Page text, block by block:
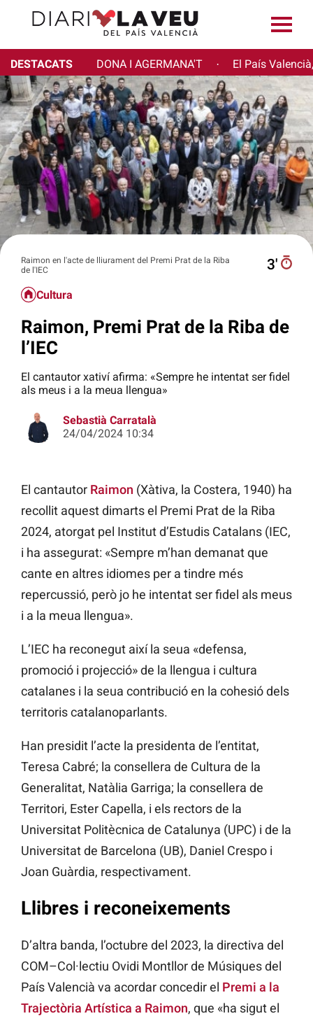
DESTACATS DONA I AGERMANA'T · El País
Raimon en l'acte de lliurament del Premi Prat de la Riba
de l'IEC
3′
Cultura
Raimon, Premi Prat de la Riba de
l’IEC
El cantautor xativí afirma: «Sempre he intentat ser fidel
als meus i a la meua llengua»
Sebastià Carratalà
24/04/2024 10:34
El cantautor Raimon (Xàtiva, la Costera, 1940) ha
recollit aquest dimarts el Premi Prat de la Riba
2024, atorgat pel Institut d’Estudis Catalans (IEC,
i ha assegurat: «Sempre m’han demanat que
cante en altres idiomes per a tindre més
repercussió, però jo he intentat ser fidel als meus
i a la meua llengua».
L’IEC ha reconegut així la seua «defensa,
promoció i projecció» de la llengua i cultura
catalanes i la seua contribució en la cohesió dels
territoris catalanoparlants.
Han presidit l’acte la presidenta de l’entitat,
Teresa Cabré; la consellera de Cultura de la
Generalitat, Natàlia Garriga; la consellera de
Territori, Ester Capella, i els rectors de la
Universitat Politècnica de Catalunya (UPC) i de la
Universitat de Barcelona (UB), Daniel Crespo i
Joan Guàrdia, respectivament.
Llibres i reconeixements
D’altra banda, l’octubre del 2023, la directiva del
COM–Col·lectiu Ovidi Montllor de Músiques del
País Valencià va acordar concedir el Premi a la
Trajectòria Artística a Raimon, que «ha sigut el